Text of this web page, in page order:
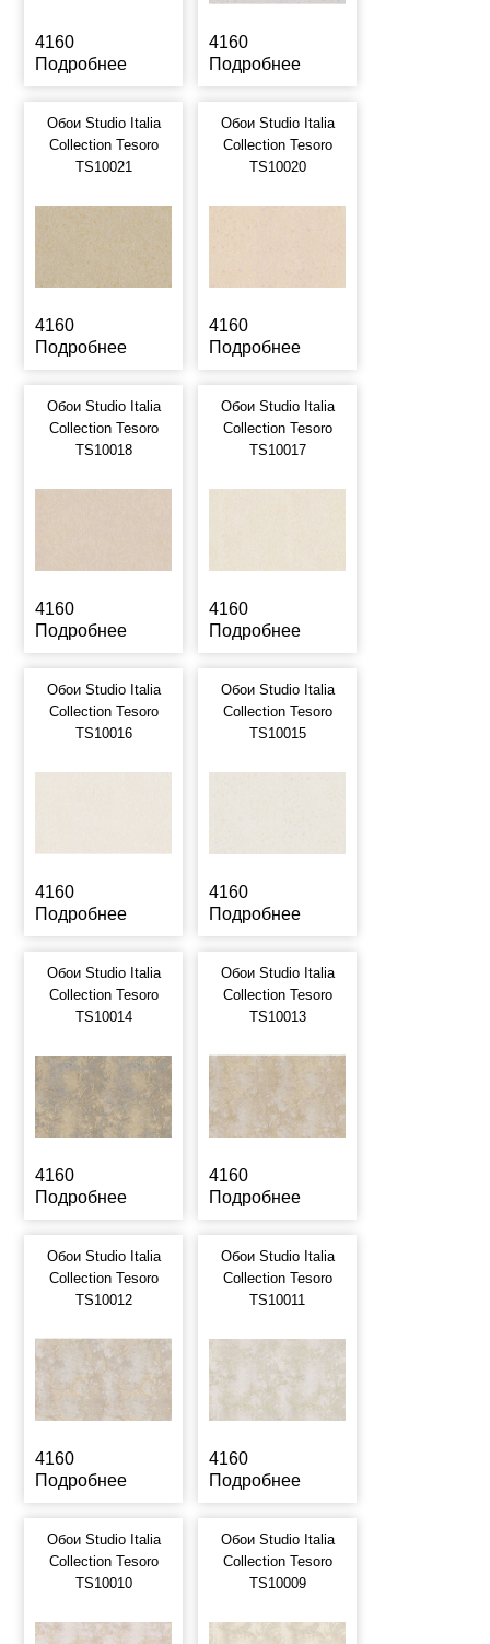
4160
Подробнее
4160
Подробнее
Обои Studio Italia
Collection Tesoro
TS10021
4160
Подробнее
Обои Studio Italia
Collection Tesoro
TS10020
4160
Подробнее
Обои Studio Italia
Collection Tesoro
TS10018
4160
Подробнее
Обои Studio Italia
Collection Tesoro
TS10017
4160
Подробнее
Обои Studio Italia
Collection Tesoro
TS10016
4160
Подробнее
Обои Studio Italia
Collection Tesoro
TS10015
4160
Подробнее
Обои Studio Italia
Collection Tesoro
TS10014
4160
Подробнее
Обои Studio Italia
Collection Tesoro
TS10013
4160
Подробнее
Обои Studio Italia
Collection Tesoro
TS10012
4160
Подробнее
Обои Studio Italia
Collection Tesoro
TS10011
4160
Подробнее
Обои Studio Italia
Collection Tesoro
TS10010
Обои Studio Italia
Collection Tesoro
TS10009